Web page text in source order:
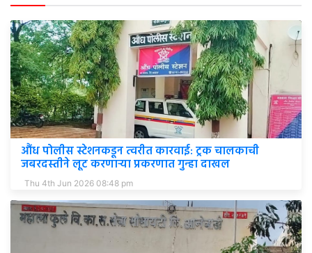
औंध पोलीस स्टेशनकडून त्वरीत कारवाई: ट्रक चालकाची
जबरदस्तीने लूट करणाऱ्या प्रकरणात गुन्हा दाखल
Thu 4th Jun 2026 08:48 pm